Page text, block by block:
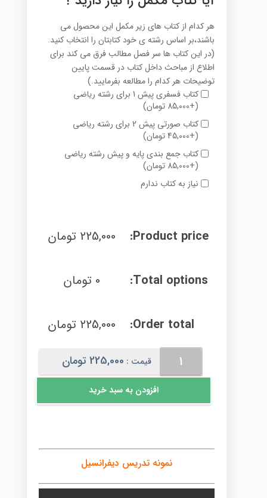
هر کدام از کتاب های زیر مکمل این محصول می
باشند،بر اساس رشته ی خود کتابتان را انتخاب کنید.
(در این کتاب ها سر فصل مطالب فرق می کند برای
اطلاع از مباحث داخل کتاب در قسمت پایین
توضیحات هر کدام را مطالعه بفرمایید.)
کتاب فسفری پیش 1 برای رشته ریاضی
(
+
85,000 تومان)
کتاب صورتی پیش 2 برای رشته ریاضی
(
+
45,000تومان)
کتاب جمع بندی پایه و پیش رشته ریاضی
(
+
85,000 تومان)
نیاز به کتاب ندارم
Product price:
225,000 تومان
Total options:
0 تومان
Order total:
225,000 تومان
قیمت : 225,000 تومان
افزودن به سبد خرید
نمونه تدریس دیفرانسیل